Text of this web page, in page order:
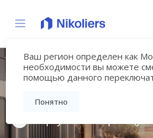
Ваш регион определен как
необходимости вы можете
помощью данного
Понятно
«ВЕЕР»